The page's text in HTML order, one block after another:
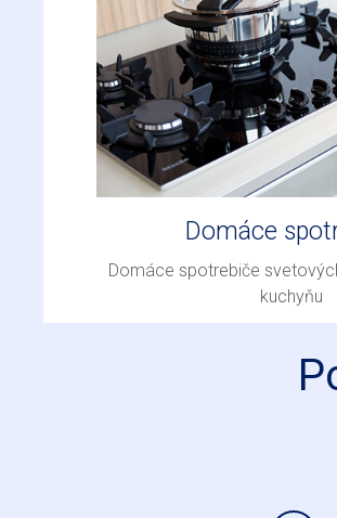
Domáce
Domáce spotrebiče
kuchyňu